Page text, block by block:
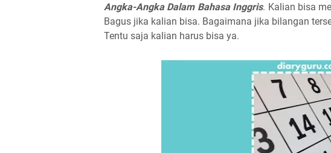
Angka-Angka Dalam Bahasa Inggris. Kalian bisa
Bagus jika kalian bisa. Bagaimana jika bilangan
Tentu saja kalian harus bisa ya.